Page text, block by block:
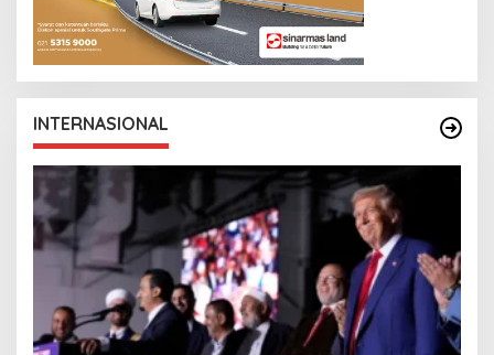
INTERNASIONAL